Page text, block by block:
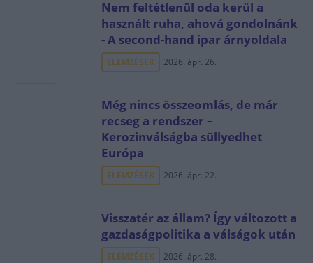
Nem feltétlenül oda kerül a
használt ruha, ahová gondolnánk
- A second-hand ipar árnyoldala
ELEMZÉSEK 2026. ápr. 26.
Még nincs összeomlás, de már
recseg a rendszer –
Kerozinválságba süllyedhet
Európa
ELEMZÉSEK 2026. ápr. 22.
Visszatér az állam? Így változott a
gazdaságpolitika a válságok után
ELEMZÉSEK 2026. ápr. 28.